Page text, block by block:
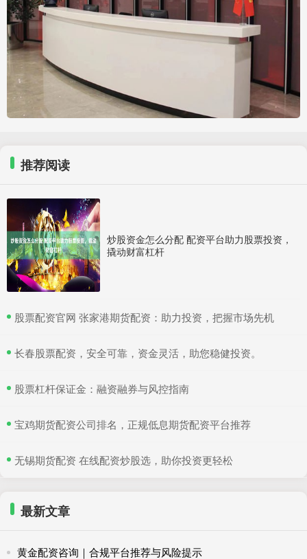
推荐阅读
炒股资金怎么分配 配资平台助力股票投资，
撬动财富杠杆
​股票配资官网 张家港期货配资：助力投资，把握市场先机
​长春股票配资，安全可靠，资金灵活，助您稳健投资。
​股票杠杆保证金：融资融券与风控指南
​宝鸡期货配资公司排名，正规低息期货配资平台推荐
​无锡期货配资 在线配资炒股选，助你投资更轻松
最新文章
黄金配资咨询｜合规平台推荐与风险提示